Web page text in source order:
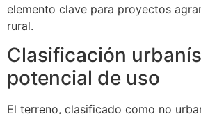
elemento clave para proyectos
rural.
Clasificación
potencial de uso
El terreno, clasificado como no